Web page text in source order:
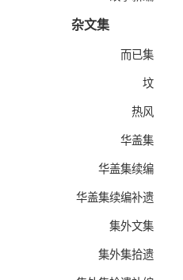
杂文集
而已集
坟
热风
华盖集
华盖集续编
华盖集续编补遗
集外文集
集外集拾遗